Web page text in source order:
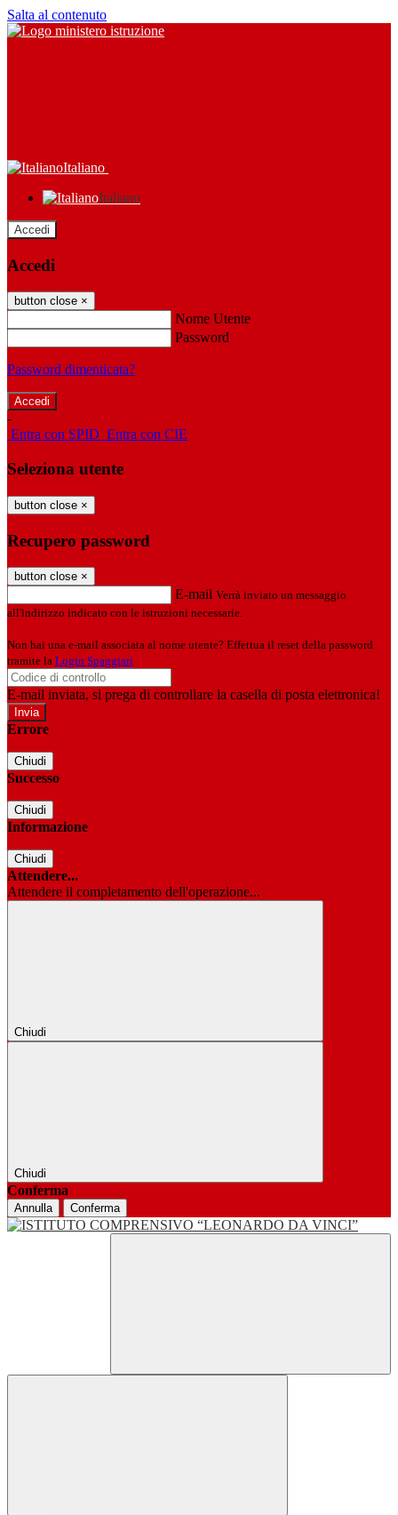
Salta al contenuto
Italiano
Italiano
Accedi
Accedi
button close ×
Nome Utente
Password
Password dimenticata?
-
Entra con SPID Entra con CIE
Seleziona utente
button close ×
Recupero password
button close ×
E-mail Verrà inviato un messaggio
all'indirizzo indicato con le istruzioni necessarie.
Non hai una e-mail associata al nome utente? Effettua il reset della password
tramite la Login Spaggiari
E-mail inviata, si prega di controllare la casella di posta elettronica!
Errore
Chiudi
Successo
Chiudi
Informazione
Chiudi
Attendere...
Attendere il completamento dell'operazione...
Chiudi
Chiudi
Conferma
Annulla Conferma